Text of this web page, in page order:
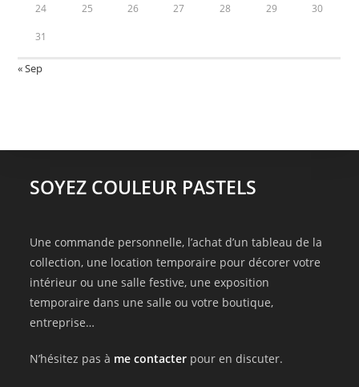
24 25 26 27 28 29 30
31
« Sep
SOYEZ COULEUR PASTELS
Une commande personnelle, l’achat d’un tableau de la
collection, une location temporaire pour décorer votre
intérieur ou une salle festive, une exposition
temporaire dans une salle ou votre boutique,
entreprise…
N’hésitez pas à me contacter pour en discuter.